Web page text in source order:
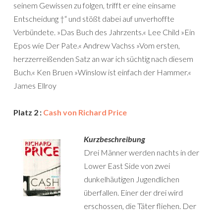
seinem Gewissen zu folgen, trifft er eine einsame
Entscheidung †“ und stößt dabei auf unverhoffte
Verbündete. »Das Buch des Jahrzents.« Lee Child »Ein
Epos wie Der Pate.« Andrew Vachss »Vom ersten,
herzzerreißenden Satz an war ich süchtig nach diesem
Buch.« Ken Bruen »Winslow ist einfach der Hammer.«
James Ellroy
Platz 2 : Cash von Richard Price
Kurzbeschreibung
Drei Männer werden nachts in der
Lower East Side von zwei
dunkelhäutigen Jugendlichen
überfallen. Einer der drei wird
erschossen, die Täter fliehen. Der